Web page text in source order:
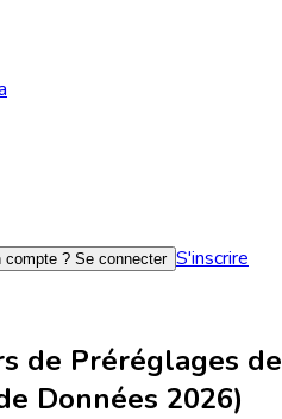
compte ? Se connecter S'inscrire
de Préréglages
Données 2026)